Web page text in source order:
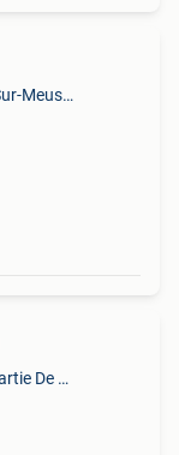
Saint-Georges-Sur-Meuse+Partie De Hermalle-Sous-Huy
Welkenraedt+ Partie De Baelen